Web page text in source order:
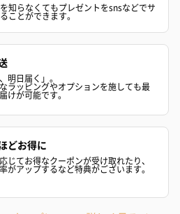
ャワージェル＆ハン
クリーム（ピンクグ
ープフルーツ）
ドクリーム（
ッシュローズ
知らなくてもプレゼントをsnsなどでサ
ことができます。
明日届く」。
ラッピングやオプションを施しても最
けが可能です。
どお得に
じてお得なクーポンが受け取れたり、
がアップするなど特典がございます。